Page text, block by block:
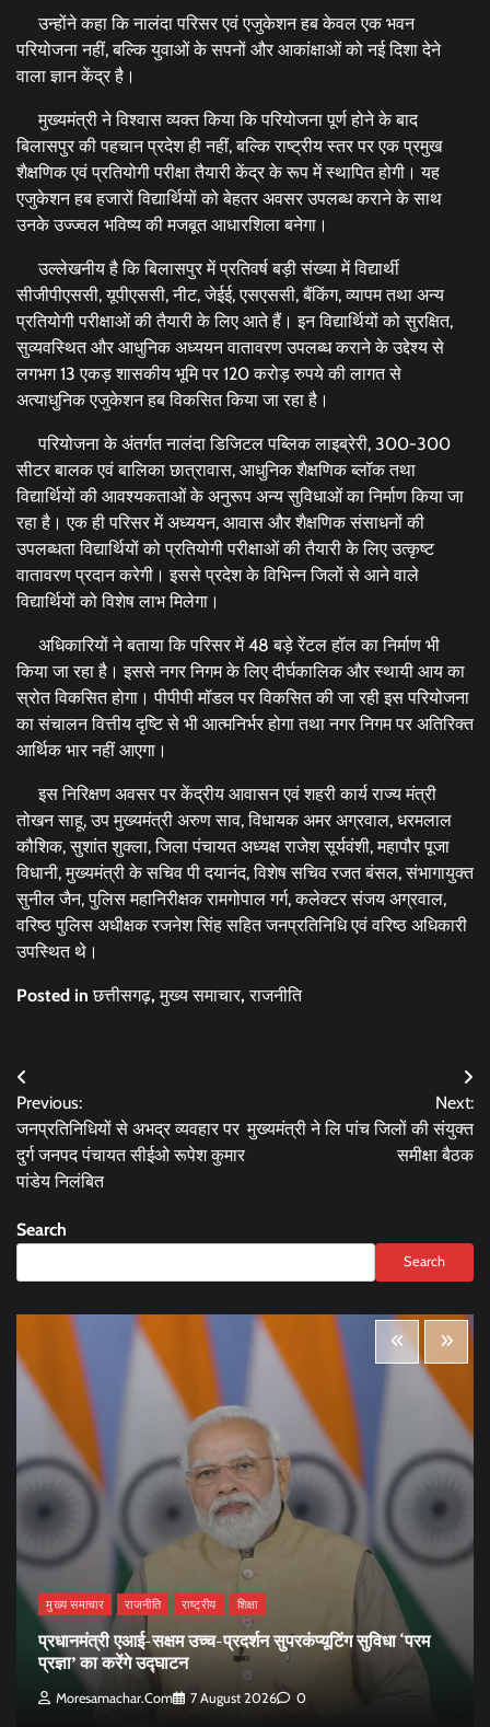
उन्होंने कहा कि नालंदा परिसर एवं एजुकेशन हब केवल एक भवन
परियोजना नहीं, बल्कि युवाओं के सपनों और आकांक्षाओं को नई दिशा देने
वाला ज्ञान केंद्र है।
मुख्यमंत्री ने विश्वास व्यक्त किया कि परियोजना पूर्ण होने के बाद
बिलासपुर की पहचान प्रदेश ही नहीं, बल्कि राष्ट्रीय स्तर पर एक प्रमुख
शैक्षणिक एवं प्रतियोगी परीक्षा तैयारी केंद्र के रूप में स्थापित होगी। यह
एजुकेशन हब हजारों विद्यार्थियों को बेहतर अवसर उपलब्ध कराने के साथ
उनके उज्ज्वल भविष्य की मजबूत आधारशिला बनेगा।
उल्लेखनीय है कि बिलासपुर में प्रतिवर्ष बड़ी संख्या में विद्यार्थी
सीजीपीएससी, यूपीएससी, नीट, जेईई, एसएससी, बैंकिंग, व्यापम तथा अन्य
प्रतियोगी परीक्षाओं की तैयारी के लिए आते हैं। इन विद्यार्थियों को सुरक्षित,
सुव्यवस्थित और आधुनिक अध्ययन वातावरण उपलब्ध कराने के उद्देश्य से
लगभग 13 एकड़ शासकीय भूमि पर 120 करोड़ रुपये की लागत से
अत्याधुनिक एजुकेशन हब विकसित किया जा रहा है।
परियोजना के अंतर्गत नालंदा डिजिटल पब्लिक लाइब्रेरी, 300-300
सीटर बालक एवं बालिका छात्रावास, आधुनिक शैक्षणिक ब्लॉक तथा
विद्यार्थियों की आवश्यकताओं के अनुरूप अन्य सुविधाओं का निर्माण किया जा
रहा है। एक ही परिसर में अध्ययन, आवास और शैक्षणिक संसाधनों की
उपलब्धता विद्यार्थियों को प्रतियोगी परीक्षाओं की तैयारी के लिए उत्कृष्ट
वातावरण प्रदान करेगी। इससे प्रदेश के विभिन्न जिलों से आने वाले
विद्यार्थियों को विशेष लाभ मिलेगा।
अधिकारियों ने बताया कि परिसर में 48 बड़े रेंटल हॉल का निर्माण भी
किया जा रहा है। इससे नगर निगम के लिए दीर्घकालिक और स्थायी आय का
स्रोत विकसित होगा। पीपीपी मॉडल पर विकसित की जा रही इस परियोजना
का संचालन वित्तीय दृष्टि से भी आत्मनिर्भर होगा तथा नगर निगम पर अतिरिक्त
आर्थिक भार नहीं आएगा।
इस निरिक्षण अवसर पर केंद्रीय आवासन एवं शहरी कार्य राज्य मंत्री
तोखन साहू, उप मुख्यमंत्री अरुण साव, विधायक अमर अग्रवाल, धरमलाल
कौशिक, सुशांत शुक्ला, जिला पंचायत अध्यक्ष राजेश सूर्यवंशी, महापौर पूजा
विधानी, मुख्यमंत्री के सचिव पी दयानंद, विशेष सचिव रजत बंसल, संभागायुक्त
सुनील जैन, पुलिस महानिरीक्षक रामगोपाल गर्ग, कलेक्टर संजय अग्रवाल,
वरिष्ठ पुलिस अधीक्षक रजनेश सिंह सहित जनप्रतिनिधि एवं वरिष्ठ अधिकारी
उपस्थित थे।
Posted inछत्तीसगढ़,मुख्य समाचार,राजनीति
Post
navigation
Previous:
जनप्रतिनिधियों से अभद्र व्यवहार पर
दुर्ग जनपद पंचायत सीईओ रूपेश कुमार
पांडेय निलंबित
Next:
मुख्यमंत्री ने लि पांच जिलों की संयुक्त
समीक्षा बैठक
Search
Search
मुख्य समाचार राजनीति राष्ट्रीय शिक्षा
प्रधानमंत्री एआई-सक्षम उच्च-प्रदर्शन सुपरकंप्यूटिंग सुविधा ‘परम
प्रज्ञा’ का करेंगे उद्घाटन
Moresamachar.com 7 August 2026 0